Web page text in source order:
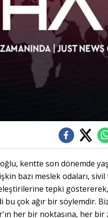
kentte son dönemde
bazı meslek odaları,
tepki göstererek,
bu çok ağır bir söylemdir.
her bir noktasına, her